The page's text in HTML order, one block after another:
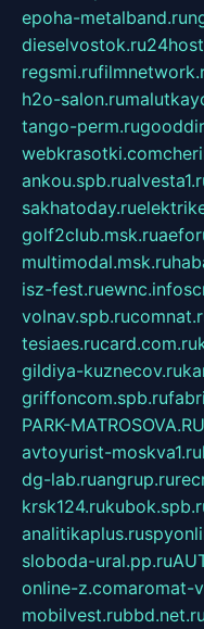
epoha-metalband.ru
dieselvostok.ru
regsmi.ru
h2o-salon.ru
tango-perm.ru
webkrasotki.com
ankou.spb.ru
sakhatoday.ru
golf2club.msk.ru
multimodal.msk.ru
isz-fest.ruewnc.info
volnav.spb.ru
tesiaes.rucard.com.ru
gildiya-kuznecov.ru
griffoncom.spb.ru
PARK-MATROSOVA.RU
avtoyurist-moskva1.ru
dg-lab.ruangrup.ru
krsk124.ru
analitikaplus.ru
sloboda-ural.pp.ru
online-z.comaromat-
mobilvest.rubbd.net.ru